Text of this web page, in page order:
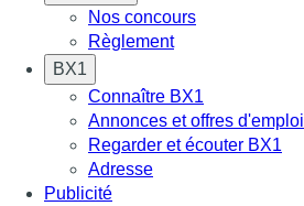
Nos concours
Règlement
BX1
Connaître BX1
Annonces et offres d'emploi
Regarder et écouter BX1
Adresse
Publicité